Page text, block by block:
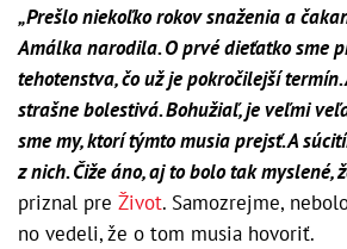
„Prešlo niekoľko rokov snaženia a
Amálka narodila. O prvé dieťatko sme
tehotenstva, čo už je pokročilejší
strašne bolestivá. Bohužiaľ, je veľmi
sme my, ktorí týmto musia prejsť. A
z nich. Čiže áno, aj to bolo tak myslené,
priznal pre Život. Samozrejme,
no vedeli, že o tom musia hovoriť.